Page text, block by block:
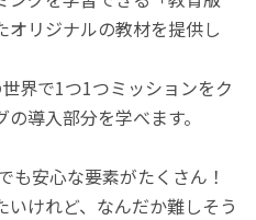
リジナルの教材を提供し
界で1つ1つミッションをク
導入部分を学べます。
安心な要素がたくさん！
いけれど、なんだか難しそう